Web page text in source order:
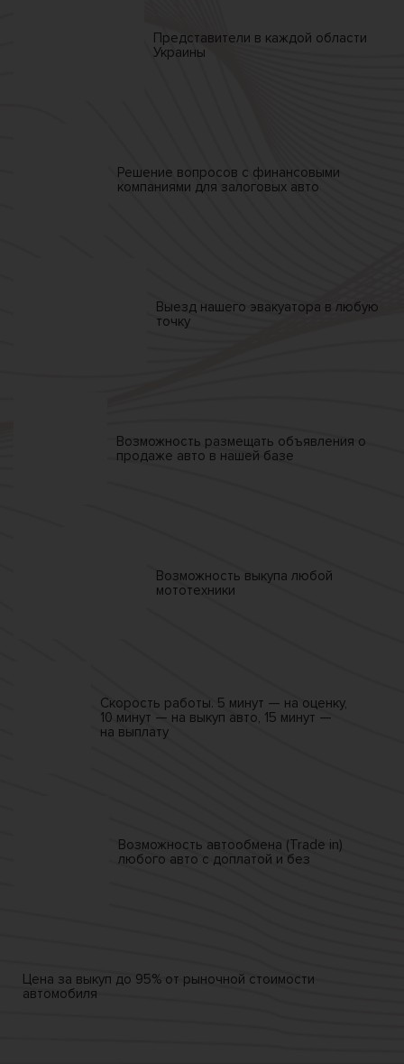
Представители в каждой области
Украины
Решение вопросов с финансовыми
компаниями для залоговых авто
Выезд нашего эвакуатора в любую
точку
Возможность размещать объявления о
продаже авто в нашей базе
Возможность выкупа любой
мототехники
Скорость работы. 5 минут — на оценку,
10 минут — на выкуп авто, 15 минут —
на выплату
Возможность автообмена (Trade in)
любого авто с доплатой и без
Цена за выкуп до 95% от рыночной стоимости
автомобиля